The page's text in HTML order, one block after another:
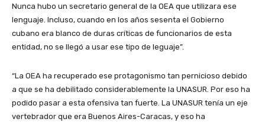
Nunca hubo un secretario general de la OEA que utilizara ese
lenguaje. Incluso, cuando en los años sesenta el Gobierno
cubano era blanco de duras críticas de funcionarios de esta
entidad, no se llegó a usar ese tipo de leguaje”.
“La OEA ha recuperado ese protagonismo tan pernicioso debido
a que se ha debilitado considerablemente la UNASUR. Por eso ha
podido pasar a esta ofensiva tan fuerte. La UNASUR tenía un eje
vertebrador que era Buenos Aires-Caracas, y eso ha